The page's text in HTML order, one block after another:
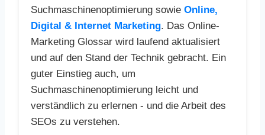
Suchmaschinenoptimierung sowie Online,
Digital & Internet Marketing. Das Online-
Marketing Glossar wird laufend aktualisiert
und auf den Stand der Technik gebracht. Ein
guter Einstieg auch, um
Suchmaschinenoptimierung leicht und
verständlich zu erlernen - und die Arbeit des
SEOs zu verstehen.